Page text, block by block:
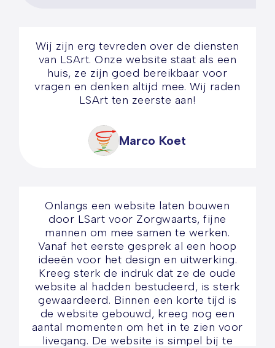
Wij zijn erg tevreden over de diensten
van LSArt. Onze website staat als een
huis, ze zijn goed bereikbaar voor
vragen en denken altijd mee. Wij raden
LSArt ten zeerste aan!
Marco Koet
Onlangs een website laten bouwen
door LSart voor Zorgwaarts, fijne
mannen om mee samen te werken.
Vanaf het eerste gesprek al een hoop
ideeën voor het design en uitwerking.
Kreeg sterk de indruk dat ze de oude
website al hadden bestudeerd, is sterk
gewaardeerd. Binnen een korte tijd is
de website gebouwd, kreeg nog een
aantal momenten om het in te zien voor
livegang. De website is simpel bij te